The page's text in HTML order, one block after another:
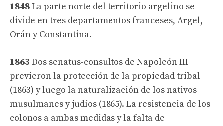
1848La parte norte del territorio argelino se
divide en tres departamentos franceses, Argel,
Orán y Constantina.
1863 Dos senatus-consultos de Napoleón III
previeron la protección de la propiedad tribal
(1863) y luego la naturalización de los nativos
musulmanes y judíos (1865). La resistencia de los
colonos a ambas medidas y la falta de